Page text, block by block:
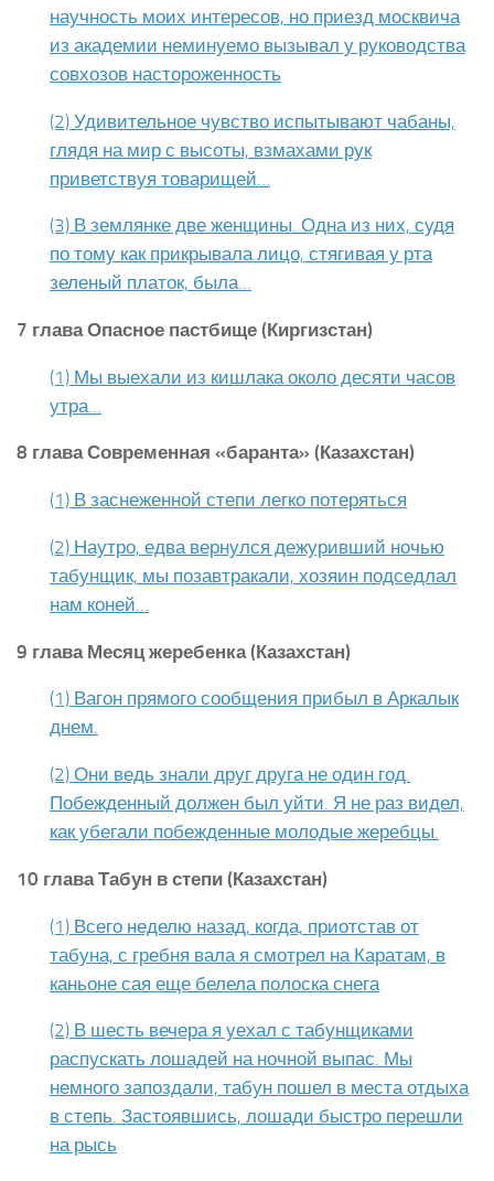
научность моих интересов, но приезд москвича
из академии неминуемо вызывал у руководства
совхозов настороженность
(2) Удивительное чувство испытывают чабаны,
глядя на мир с высоты, взмахами рук
приветствуя товарищей…
(3) В землянке две женщины. Одна из них, судя
по тому как прикрывала лицо, стягивая у рта
зеленый платок, была…
7 глава Опасное пастбище (Киргизстан)
(1) Мы выехали из кишлака около десяти часов
утра…
8 глава Современная «баранта» (Казахстан)
(1) В заснеженной степи легко потеряться
(2) Наутро, едва вернулся дежуривший ночью
табунщик, мы позавтракали, хозяин подседлал
нам коней…
9 глава Месяц жеребенка (Казахстан)
(1) Вагон прямого сообщения прибыл в Аркалык
днем.
(2) Они ведь знали друг друга не один год.
Побежденный должен был уйти. Я не раз видел,
как убегали побежденные молодые жеребцы.
10 глава Табун в степи (Казахстан)
(1) Всего неделю назад, когда, приотстав от
табуна, с гребня вала я смотрел на Каратам, в
каньоне сая еще белела полоска снега
(2) В шесть вечера я уехал с табунщиками
распускать лошадей на ночной выпас. Мы
немного запоздали, табун пошел в места отдыха
в степь. Застоявшись, лошади быстро перешли
на рысь